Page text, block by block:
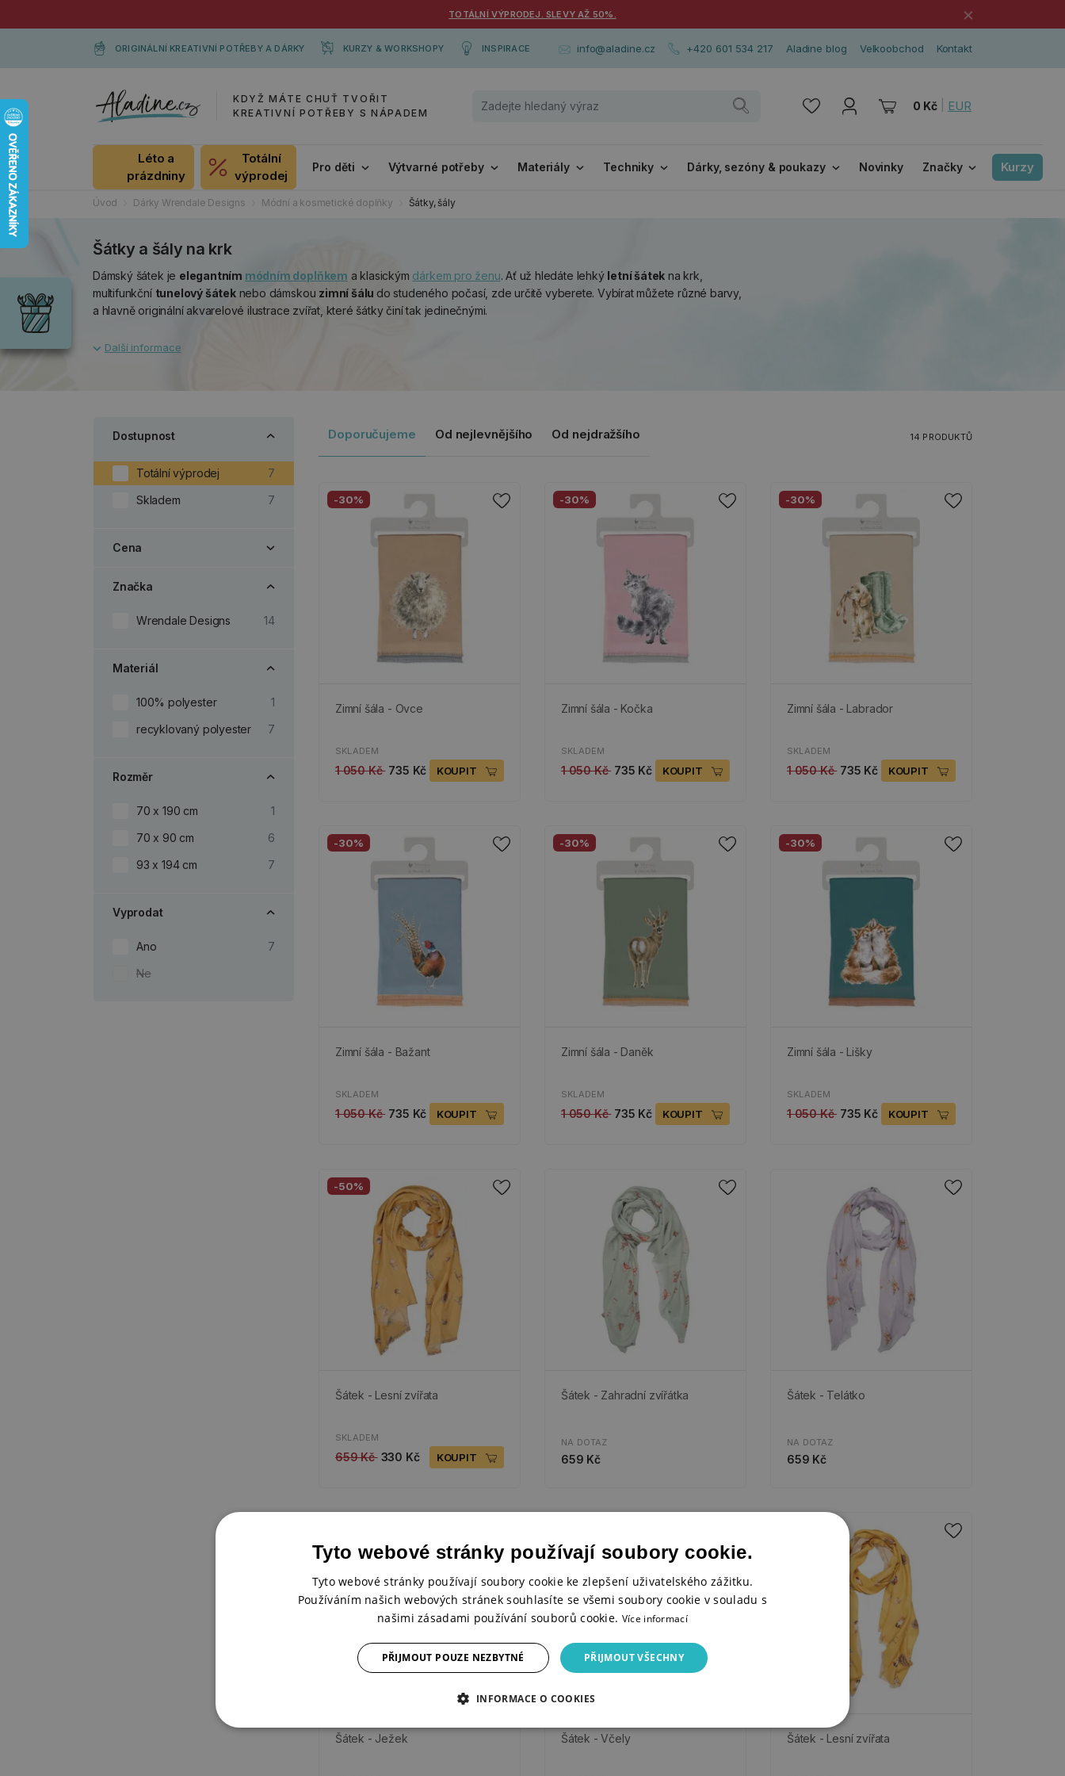
TOTÁLNÍ VÝPRODEJ. SLEVY AŽ 50%. ×
ORIGINÁLNÍ KREATIVNÍ POTŘEBY A DÁRKY KURZY & WORKSHOPY INSPIRACE info@aladine.cz +420 601 534 217 Aladine blog Velkoobchod Kontakt
KDYŽ MÁTE CHUŤ TVOŘIT
KREATIVNÍ POTŘEBY S NÁPADEM
0 Kč EUR
Léto a
prázdniny
Totální
výprodej
Pro děti Výtvarné potřeby Materiály Techniky Dárky, sezóny & poukazy Novinky Značky Kurzy
Úvod Dárky Wrendale Designs Módní a kosmetické doplňky Šátky, šály
Šátky a šály na krk
Dámský šátek je elegantním módním doplňkem a klasickým dárkem pro ženu. Ať už hledáte lehký letní šátek na krk,
multifunkční tunelový šáteknebo dámskou zimní šálu do studeného počasí, zde určitě vyberete. Vybírat můžete různé barvy,
a hlavně originální akvarelové ilustrace zvířat, které šátky činí tak jedinečnými.
Dostupnost
Totální výprodej
7
Skladem
7
Cena
Značka
Wrendale Designs 14
Materiál
100% polyester
1
recyklovaný polyester
7
Rozměr
70 x 190 cm
1
70 x 90 cm
6
93 x 194 cm
7
Vyprodat
Ano
7
Ne
Doporučujeme Od nejlevnějšího Od nejdražšího 14 PRODUKTŮ
-30%
Zimní šála - Ovce
SKLADEM
1 050 Kč 735 Kč KOUPIT
-30%
Zimní šála - Kočka
SKLADEM
1 050 Kč 735 Kč KOUPIT
-30%
Zimní šála - Labrador
SKLADEM
1 050 Kč 735 Kč KOUPIT
-30%
Zimní šála - Bažant
SKLADEM
1 050 Kč 735 Kč KOUPIT
-30%
Zimní šála - Daněk
SKLADEM
1 050 Kč 735 Kč KOUPIT
-30%
Zimní šála - Lišky
SKLADEM
1 050 Kč 735 Kč KOUPIT
-50%
Šátek - Lesní zvířata
SKLADEM
659 Kč 330 Kč KOUPIT
Šátek - Zahradní zvířátka
NA DOTAZ
659 Kč
Šátek - Telátko
NA DOTAZ
659 Kč
Šátek - Ježek Šátek - Včely Šátek - Lesní zvířata
Dárky
Wrendale
Designs
příležitost
Chci si vybrat
Tyto webové stránky používají soubory cookie.
Tyto webové stránky používají soubory cookie ke zlepšení uživatelského zážitku.
Používáním našich webových stránek souhlasíte se všemi soubory cookie v souladu s
našimi zásadami používání souborů cookie. Více informací
PŘIJMOUT VŠECHNY
PŘIJMOUT POUZE NEZBYTNÉ
INFORMACE O COOKIES